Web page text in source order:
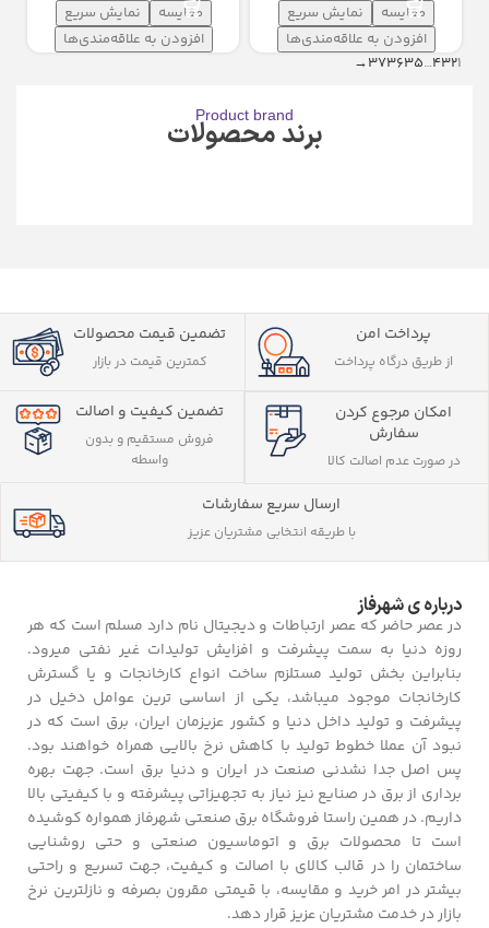
مقایسه
نمایش سریع
افزودن به علاقه‌مندی‌ها
مقایسه
نمایش سریع
افزودن به علاقه‌مندی‌ها
1
2
3
4
…
35
36
37
→
Product brand
برند محصولات
پرداخت امن
از طریق درگاه پرداخت
تضمین قیمت محصولات
کمترین قیمت در بازار
امکان مرجوع کردن
سفارش
در صورت عدم اصالت کالا
تضمین کیفیت و اصالت
فروش مستقیم و بدون
واسطه
ارسال سریع سفارشات
با طریقه انتخابی مشتریان عزیز
درباره ی شهرفاز
در عصر حاضر که عصر ارتباطات و دیجیتال نام دارد مسلم است که هر
روزه دنیا به سمت پیشرفت و افزایش تولیدات غیر نفتی میرود.
بنابراین بخش تولید مستلزم ساخت انواع کارخانجات و یا گسترش
کارخانجات موجود میباشد، یکی از اساسی ترین عوامل دخیل در
پیشرفت و تولید داخل دنیا و کشور عزیزمان ایران، برق است که در
نبود آن عملا خطوط تولید با کاهش نرخ بالایی همراه خواهند بود.
پس اصل جدا نشدنی صنعت در ایران و دنیا برق است. جهت بهره
برداری از برق در صنایع نیز نیاز به تجهیزاتی پیشرفته و با کیفیتی بالا
داریم. در همین راستا فروشگاه برق صنعتی شهرفاز همواره کوشیده
است تا محصولات برق و اتوماسیون صنعتی و حتی روشنایی
ساختمان را در قالب کالای با اصالت و کیفیت، جهت تسریع و راحتی
بیشتر در امر خرید و مقایسه، با قیمتی مقرون بصرفه و نازلترین نرخ
بازار در خدمت مشتریان عزیز قرار دهد.